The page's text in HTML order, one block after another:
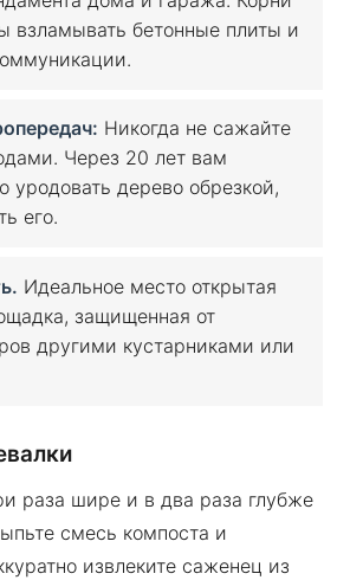
взламывать бетонные плиты и
Никогда не сажайте
Через 20 лет вам
уродовать дерево обрезкой,
его.
Идеальное место открытая
защищенная от
другими кустарниками или
раза шире и в два раза глубже
смесь компоста и
извлеките саженец из